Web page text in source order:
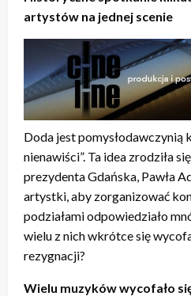
artystów na jednej scenie
Doda jest
nienawiści”. Ta idea zrodziła
prezydenta Gdańska, Pawła
artystki, aby zorganizować
podziałami odpowiedziało
wielu z nich wkrótce się
rezygnacji?
Wielu muzyków wycofało